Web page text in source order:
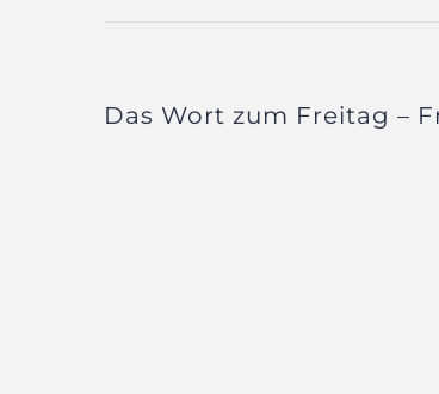
Das Wort zum Freitag –